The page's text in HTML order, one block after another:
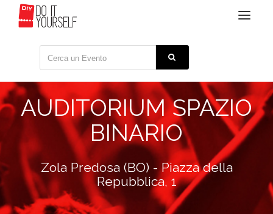
Toggle
AUDITORIUM SPAZIO
BINARIO
Zola Predosa (BO) - Piazza della
Repubblica, 1